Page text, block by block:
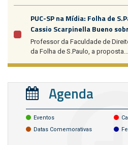
PUC-SP na Mídia: Folha de
Cassio Scarpinella Bueno
Professor da Faculdade de
da Folha de S.Paulo, a proposta...
Agenda
Eventos
Datas Comemorativas